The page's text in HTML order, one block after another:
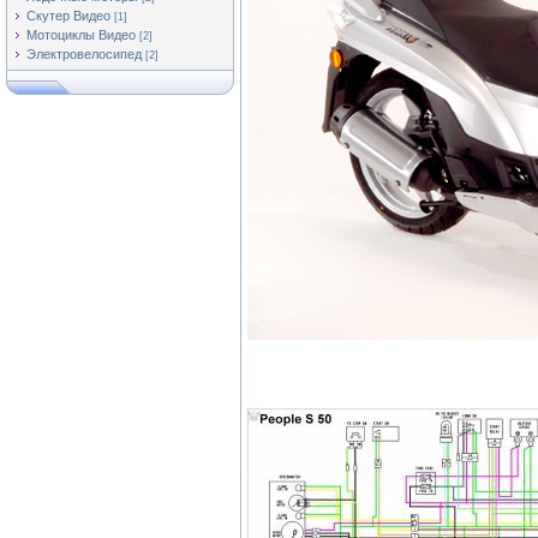
Скутер Видео [1]
Мотоциклы Видео [2]
Электровелосипед [2]